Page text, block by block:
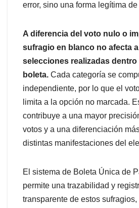
error, sino una forma legítima
A diferencia del voto nulo o
sufragio en blanco no afecta
selecciones realizadas dentro
boleta. Cada categoría se
independiente, por lo que el
limita a la opción no marcada.
contribuye a una mayor
votos y a una diferenciación
distintas manifestaciones del
El sistema de Boleta Única de
permite una trazabilidad y
transparente de estos